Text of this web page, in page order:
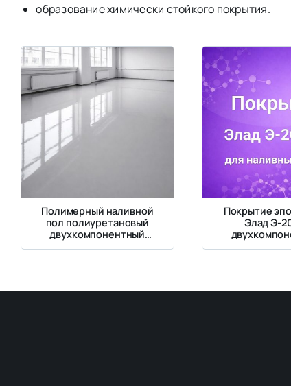
образование химически стойкого покрытия.
Полимерный наливной
пол полиуретановый
двухкомпонентный
самовыравнивающийся
Покрытие
Элад Э-